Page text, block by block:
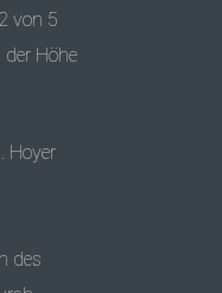
von 5
Höhe
Hoyer
des